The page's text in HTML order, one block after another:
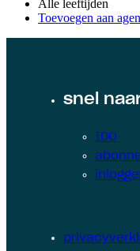
Alle leeftijden
Toevoegen aan
snel
IDO